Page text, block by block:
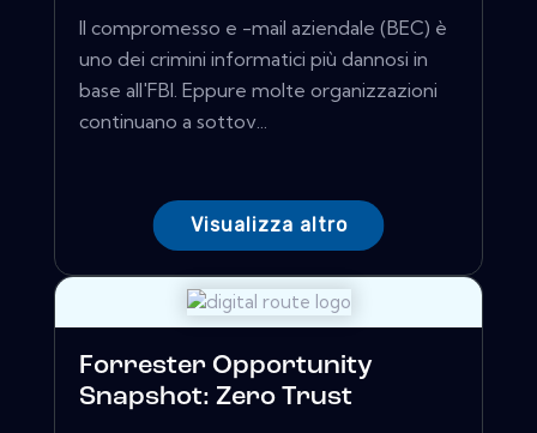
Il compromesso e -mail aziendale (BEC) è
uno dei crimini informatici più dannosi in
base all'FBI. Eppure molte organizzazioni
continuano a sottov...
Visualizza altro
Forrester Opportunity
Snapshot: Zero Trust